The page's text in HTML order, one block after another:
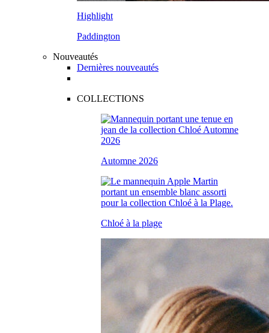
Highlight
Paddington
Nouveautés
Dernières nouveautés
COLLECTIONS
Automne 2026
Chloé à la plage